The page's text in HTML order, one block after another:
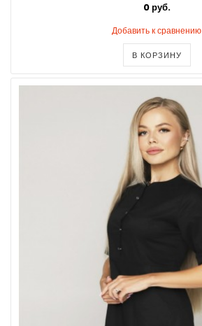
0 руб.
Добавить к сравнению
В КОРЗИНУ